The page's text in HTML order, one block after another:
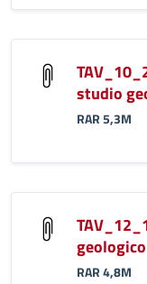
studio
RAR 5,3M
geologico
RAR 4,8M